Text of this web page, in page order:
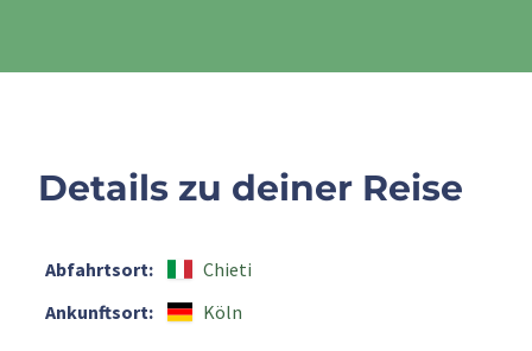
Details zu deiner Reise
Abfahrtsort:
Chieti
Ankunftsort:
Köln